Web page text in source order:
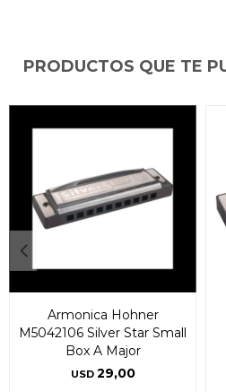
PRODUCTOS QUE TE
Armonica Hohner
M5042106 Silver Star Small
Box A Major
USD 29,00